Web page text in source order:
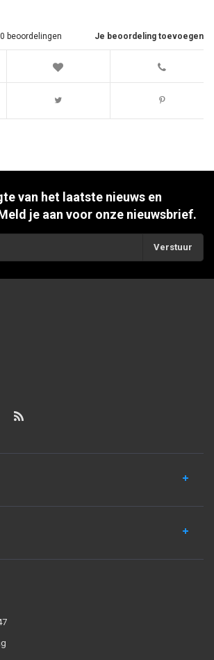
Je beoordeling toevoegen
0 beoordelingen
van het laatste nieuws en
je aan voor onze nieuwsbrief.
Verstuur